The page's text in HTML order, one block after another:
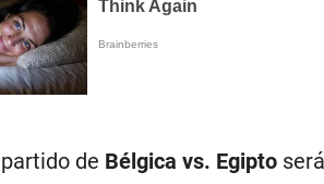
de Bélgica vs. Egipto